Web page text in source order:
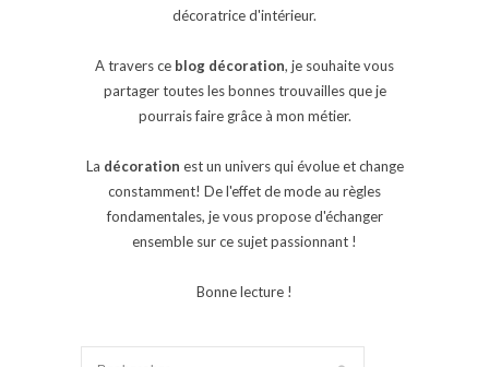
décoratrice d'intérieur.
A travers ce blog décoration, je souhaite vous
partager toutes les bonnes trouvailles que je
pourrais faire grâce à mon métier.
La décoration est un univers qui évolue et change
constamment! De l'effet de mode au règles
fondamentales, je vous propose d'échanger
ensemble sur ce sujet passionnant !
Bonne lecture !